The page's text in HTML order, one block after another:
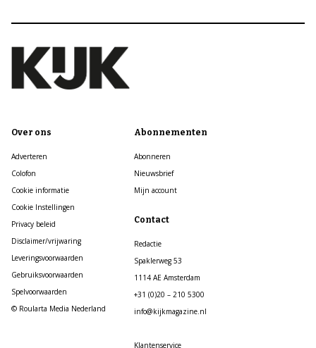
Over ons
Adverteren
Colofon
Cookie informatie
Cookie Instellingen
Privacy beleid
Disclaimer/vrijwaring
Leveringsvoorwaarden
Gebruiksvoorwaarden
Spelvoorwaarden
© Roularta Media Nederland
Abonnementen
Abonneren
Nieuwsbrief
Mijn account
Contact
Redactie
Spaklerweg 53
1114 AE Amsterdam
+31 (0)20 – 210 5300
info@kijkmagazine.nl
Klantenservice